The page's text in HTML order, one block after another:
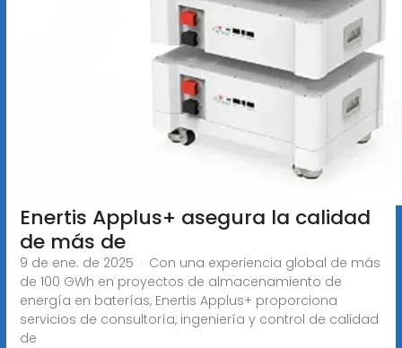
Enertis Applus+ asegura la calidad
de más de
9 de ene. de 2025 · Con una experiencia global de más
de 100 GWh en proyectos de almacenamiento de
energía en baterías, Enertis Applus+ proporciona
servicios de consultoría, ingeniería y control de calidad
de